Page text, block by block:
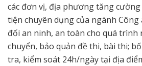
các đơn vị, địa phương tăng
tiện chuyên dụng của ngành
đối an ninh, an toàn cho quá trình
chuyển, bảo quản đề thi, bài thi;
tra, kiểm soát 24h/ngày tại địa